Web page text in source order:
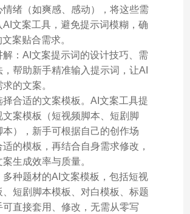
情绪（如爽感、感动），将这些需
AI文案工具，避免提示词模糊，确
案贴合需求。
解：AI文案提示词的设计技巧、需
帮助新手精准输入提示词，让AI
的文案。
择合适的文案模板。AI文案工具提
文案模板（短视频脚本、短剧脚
本），新手可根据自己的创作场
的模板，再结合自身需求修改，
生成效率与质量。
多种题材的AI文案模板，包括短视
、短剧脚本模板、对白模板、标题
可直接套用、修改，无需从零写